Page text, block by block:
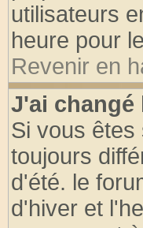
utilisateurs
heure pour
Revenir en
J'ai changé
Si vous êtes
toujours
d'été. le
d'hiver et